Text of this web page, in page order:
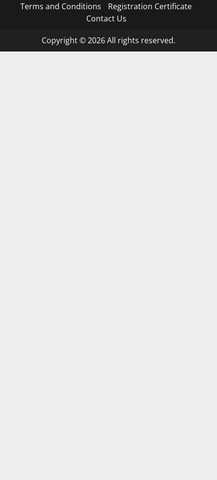
Terms and Conditions
Registration Certificate
Contact Us
Copyright © 2026 All rights reserved.